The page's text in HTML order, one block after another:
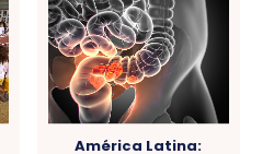
América Latina: